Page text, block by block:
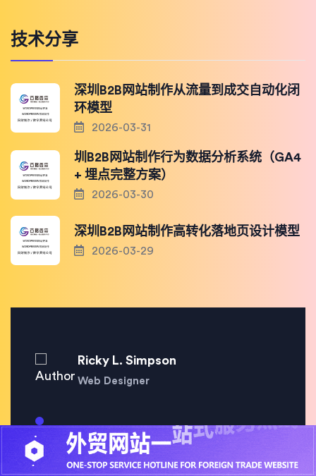
技术分享
深圳B2B网站制作从流量到成交自动化闭
环模型
2026-03-31
圳B2B网站制作行为数据分析系统（GA4
+ 埋点完整方案）
2026-03-30
深圳B2B网站制作高转化落地页设计模型
2026-03-29
Ricky L. Simpson
Web Designer